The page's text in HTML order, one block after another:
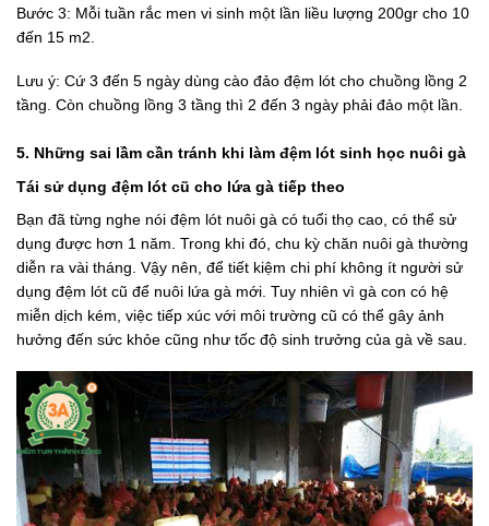
Bước 3: Mỗi tuần rắc men vi sinh một lần liều lượng 200gr cho 10
đến 15 m2.
Lưu ý: Cứ 3 đến 5 ngày dùng cào đảo đệm lót cho chuồng lồng 2
tầng. Còn chuồng lồng 3 tầng thì 2 đến 3 ngày phải đảo một lần.
5. Những sai lầm cần tránh khi làm đệm lót sinh học nuôi gà
Tái sử dụng đệm lót cũ cho lứa gà tiếp theo
Bạn đã từng nghe nói đệm lót nuôi gà có tuổi thọ cao, có thể sử
dụng được hơn 1 năm. Trong khi đó, chu kỳ chăn nuôi gà thường
diễn ra vài tháng. Vậy nên, để tiết kiệm chi phí không ít người sử
dụng đệm lót cũ để nuôi lứa gà mới. Tuy nhiên vì gà con có hệ
miễn dịch kém, việc tiếp xúc với môi trường cũ có thể gây ảnh
hưởng đến sức khỏe cũng như tốc độ sinh trưởng của gà về sau.